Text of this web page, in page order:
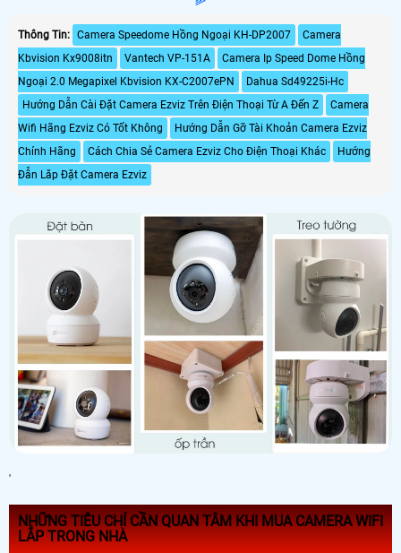
Thông Tin: Camera Speedome Hồng Ngoại KH-DP2007
Camera
Kbvision Kx9008itn
Vantech VP-151A
Camera Ip Speed Dome Hồng
Ngoại 2.0 Megapixel Kbvision KX-C2007ePN
Dahua Sd49225i-Hc
Hướng Dẫn Cài Đặt Camera Ezviz Trên Điện Thoại Từ A Đến Z
Camera
Wifi Hãng Ezviz Có Tốt Không
Hướng Dẫn Gỡ Tài Khoản Camera Ezviz
Chính Hãng
Cách Chia Sẻ Camera Ezviz Cho Điện Thoại Khác
Hướng
Đẫn Lăp Đặt Camera Ezviz
'
NHỮNG TIÊU CHÍ CẦN QUAN TÂM KHI MUA CAMERA WIFI
LẮP TRONG NHÀ